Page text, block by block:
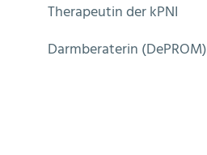
Therapeutin der kPNI
Darmberaterin (DePROM)